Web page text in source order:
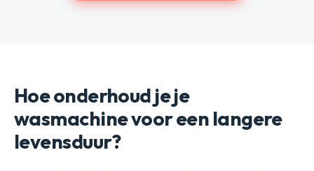
Hoe onderhoud je je
wasmachine voor een langere
levensduur?